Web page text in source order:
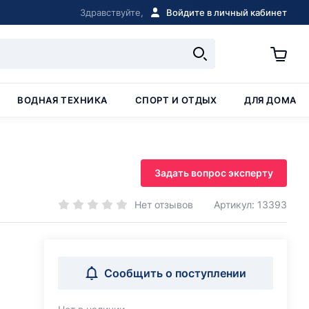
Здравствуйте, Войдите в личный кабинет
ВОДНАЯ ТЕХНИКА СПОРТ И ОТДЫХ ДЛЯ ДОМА
Задать вопрос эксперту
Нет отзывов Артикул: 13393
Сообщить о поступлении